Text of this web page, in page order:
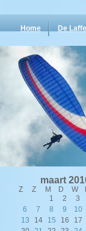
Home De
maart
Z Z M D W
1
2 3
6
7 8 9 10
13
14 15 16 17